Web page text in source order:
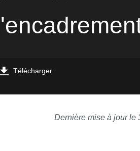
Télécharger
Dernière mise à jour le